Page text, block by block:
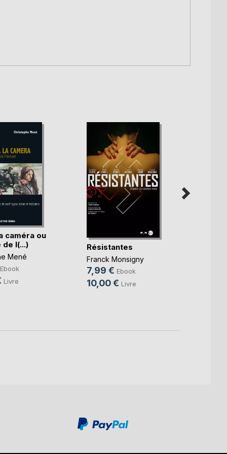
caméra ou
l(...)
Mené
Ebook
Livre
Résistantes
Franck Monsigny
7,99 € Ebook
10,00 € Livre